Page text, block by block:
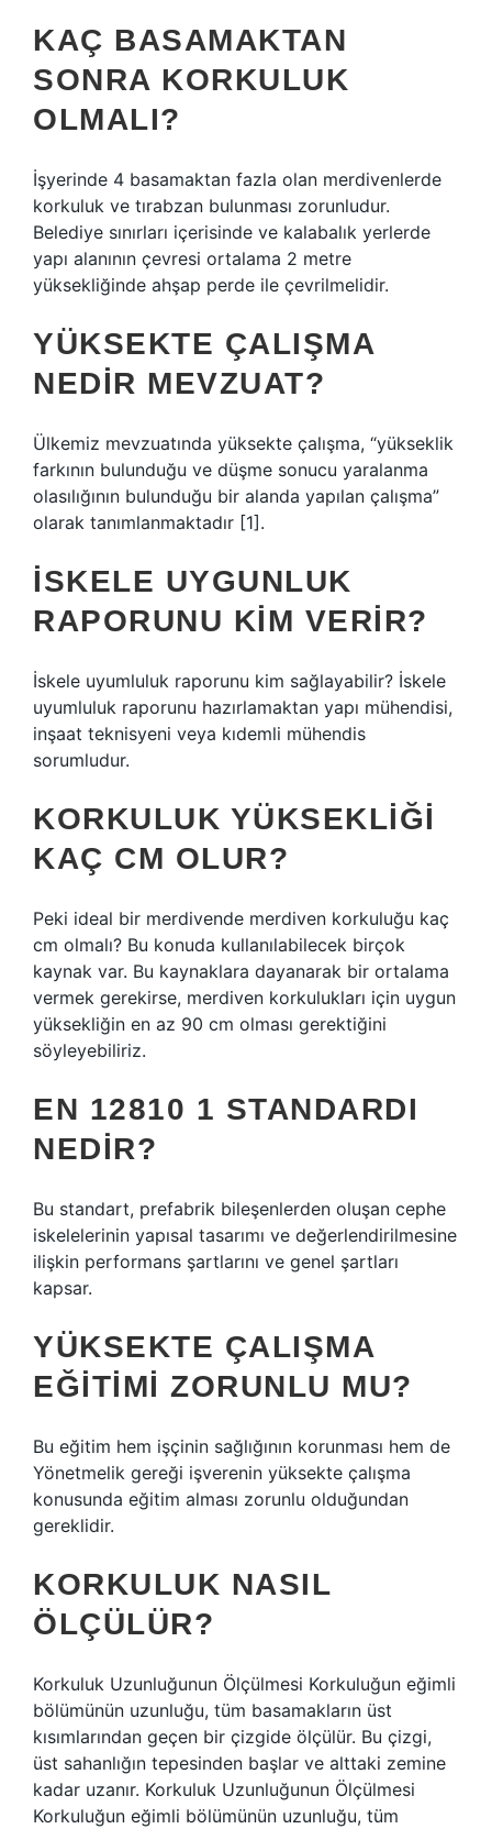
KAÇ BASAMAKTAN
SONRA KORKULUK
OLMALI?
İşyerinde 4 basamaktan fazla olan merdivenlerde
korkuluk ve tırabzan bulunması zorunludur.
Belediye sınırları içerisinde ve kalabalık yerlerde
yapı alanının çevresi ortalama 2 metre
yüksekliğinde ahşap perde ile çevrilmelidir.
YÜKSEKTE ÇALIŞMA
NEDIR MEVZUAT?
Ülkemiz mevzuatında yüksekte çalışma, “yükseklik
farkının bulunduğu ve düşme sonucu yaralanma
olasılığının bulunduğu bir alanda yapılan çalışma”
olarak tanımlanmaktadır [1].
İSKELE UYGUNLUK
RAPORUNU KIM VERIR?
İskele uyumluluk raporunu kim sağlayabilir? İskele
uyumluluk raporunu hazırlamaktan yapı mühendisi,
inşaat teknisyeni veya kıdemli mühendis
sorumludur.
KORKULUK YÜKSEKLIĞI
KAÇ CM OLUR?
Peki ideal bir merdivende merdiven korkuluğu kaç
cm olmalı? Bu konuda kullanılabilecek birçok
kaynak var. Bu kaynaklara dayanarak bir ortalama
vermek gerekirse, merdiven korkulukları için uygun
yüksekliğin en az 90 cm olması gerektiğini
söyleyebiliriz.
EN 12810 1 STANDARDI
NEDIR?
Bu standart, prefabrik bileşenlerden oluşan cephe
iskelelerinin yapısal tasarımı ve değerlendirilmesine
ilişkin performans şartlarını ve genel şartları
kapsar.
YÜKSEKTE ÇALIŞMA
EĞITIMI ZORUNLU MU?
Bu eğitim hem işçinin sağlığının korunması hem de
Yönetmelik gereği işverenin yüksekte çalışma
konusunda eğitim alması zorunlu olduğundan
gereklidir.
KORKULUK NASIL
ÖLÇÜLÜR?
Korkuluk Uzunluğunun Ölçülmesi Korkuluğun eğimli
bölümünün uzunluğu, tüm basamakların üst
kısımlarından geçen bir çizgide ölçülür. Bu çizgi,
üst sahanlığın tepesinden başlar ve alttaki zemine
kadar uzanır. Korkuluk Uzunluğunun Ölçülmesi
Korkuluğun eğimli bölümünün uzunluğu, tüm